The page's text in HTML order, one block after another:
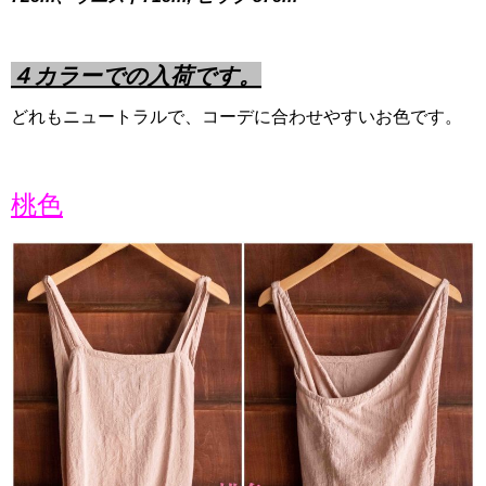
４カラーでの入荷です。
どれもニュートラルで、コーデに合わせやすいお色です。
桃色